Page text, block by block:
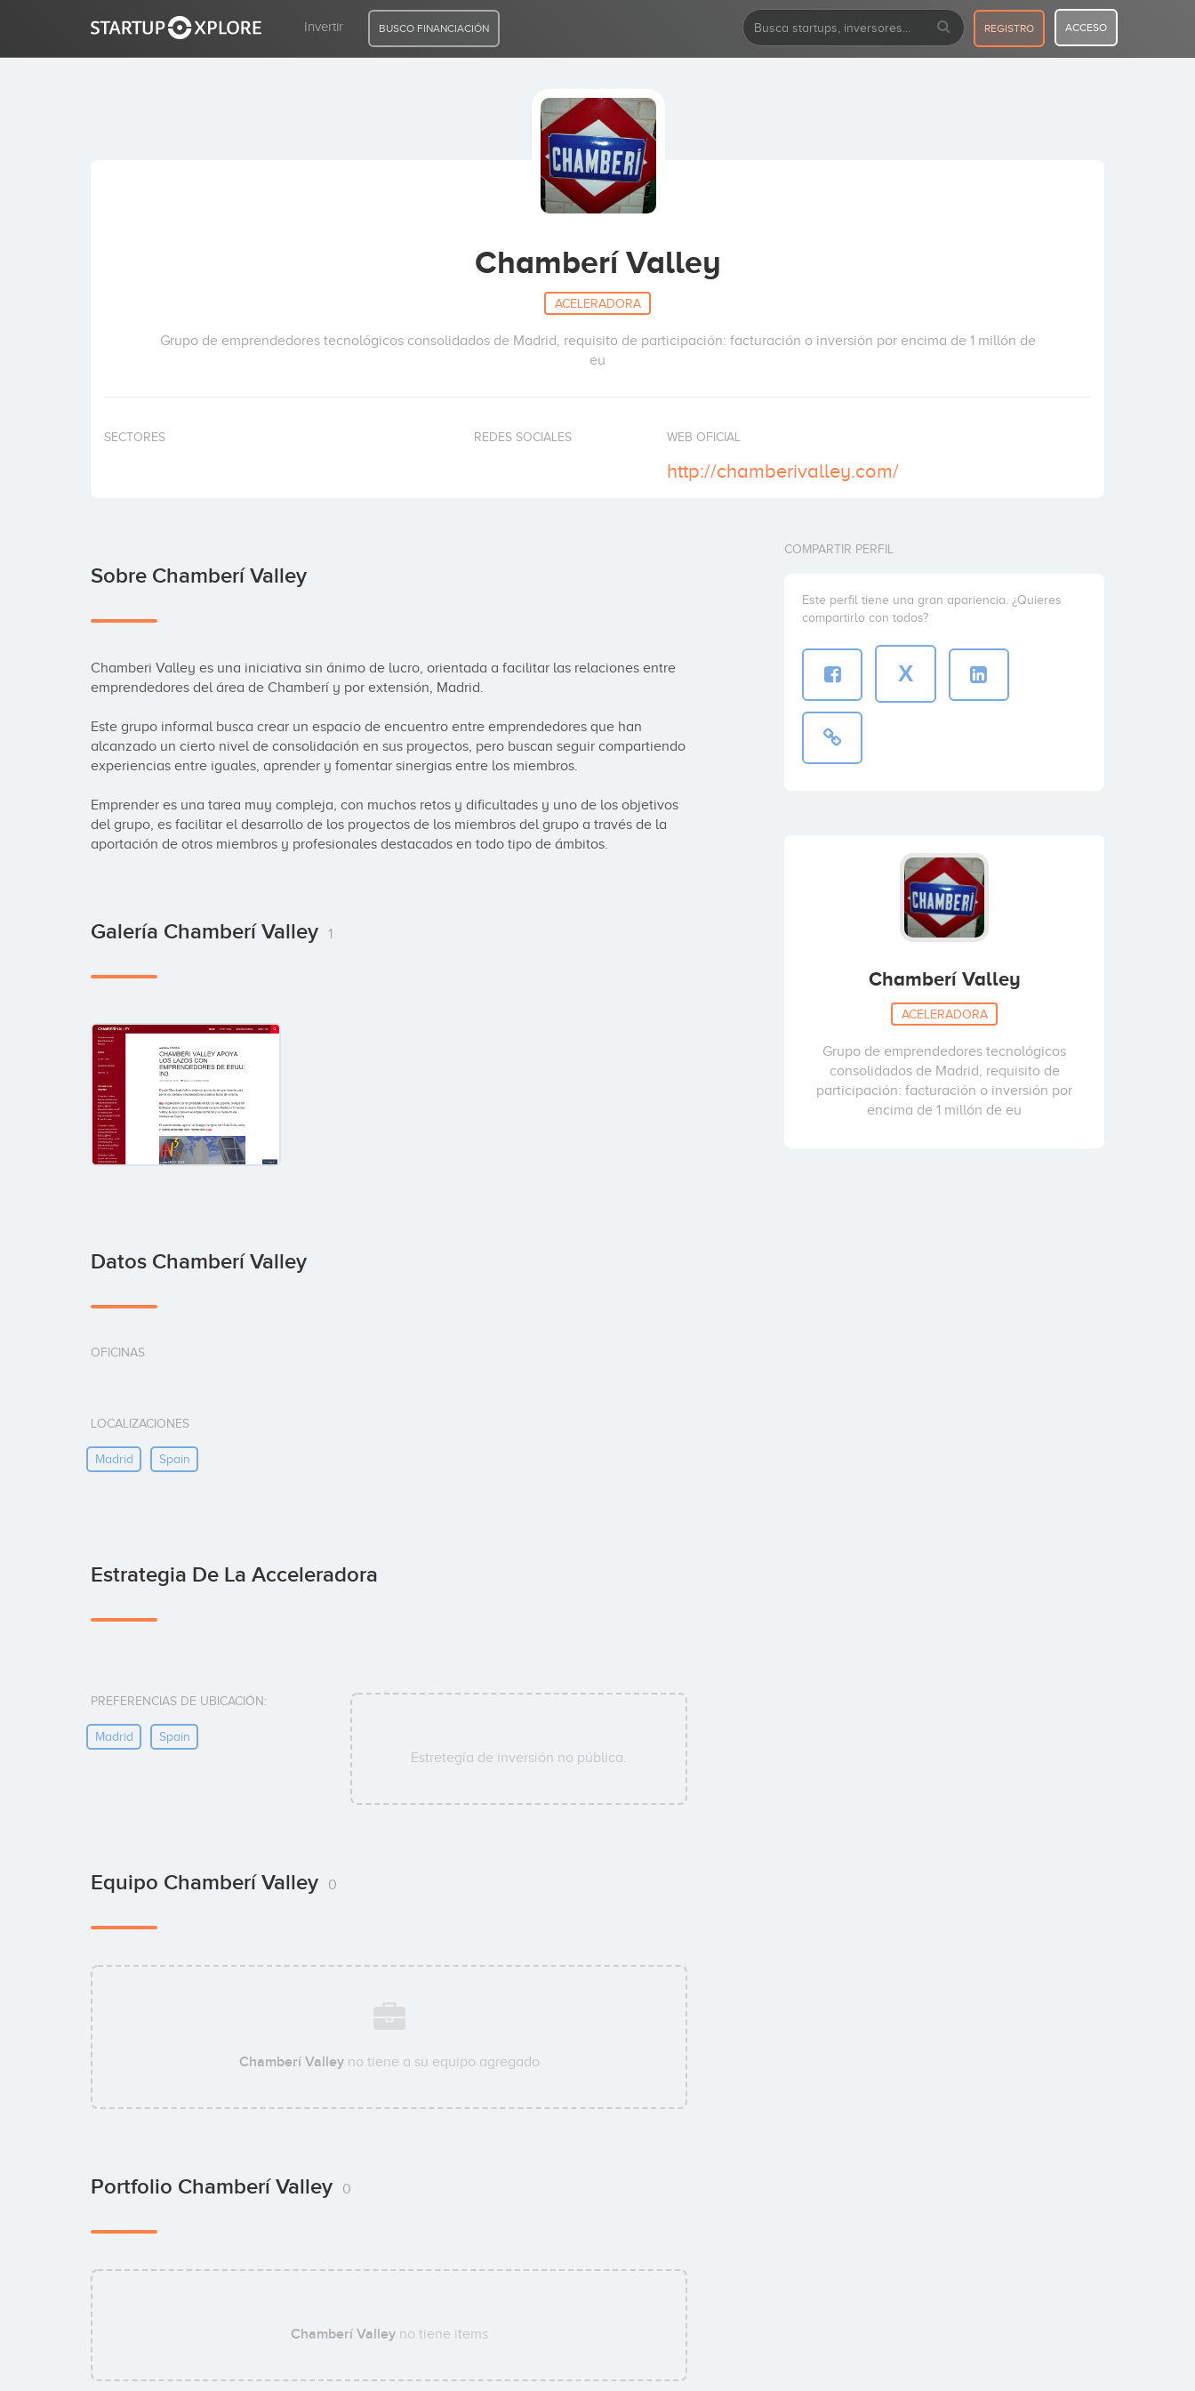
Invertir BUSCO FINANCIACIÓN REGISTRO ACCESO
Chamberí Valley
ACELERADORA
Grupo de emprendedores tecnológicos consolidados de Madrid, requisito de participación: facturación o inversión por encima de 1 millón de
eu
SECTORES REDES SOCIALES WEB OFICIAL
http://chamberivalley.com/
Sobre Chamberí Valley
Chamberi Valley es una iniciativa sin ánimo de lucro, orientada a facilitar las relaciones entre
emprendedores del área de Chamberí y por extensión, Madrid.
Este grupo informal busca crear un espacio de encuentro entre emprendedores que han
alcanzado un cierto nivel de consolidación en sus proyectos, pero buscan seguir compartiendo
experiencias entre iguales, aprender y fomentar sinergias entre los miembros.
Emprender es una tarea muy compleja, con muchos retos y dificultades y uno de los objetivos
del grupo, es facilitar el desarrollo de los proyectos de los miembros del grupo a través de la
aportación de otros miembros y profesionales destacados en todo tipo de ámbitos.
Galería Chamberí Valley 1
Datos Chamberí Valley
OFICINAS
LOCALIZACIONES
Madrid Spain
Estrategia De La Acceleradora
PREFERENCIAS DE UBICACIÓN:
Madrid Spain
Estretegía de inversión no pública.
Equipo Chamberí Valley 0
Chamberí Valleyno tiene a su equipo agregado
Portfolio Chamberí Valley 0
Chamberí Valleyno tiene items
COMPARTIR PERFIL
Este perfil tiene una gran apariencia. ¿Quieres
compartirlo con todos?
X
Chamberí Valley
ACELERADORA
Grupo de emprendedores tecnológicos
consolidados de Madrid, requisito de
participación: facturación o inversión por
encima de 1 millón de eu